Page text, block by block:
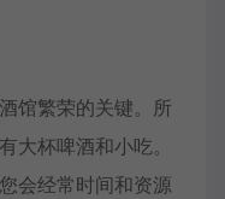
馆繁荣的关键。所
大杯啤酒和小吃。
会经常时间和资源